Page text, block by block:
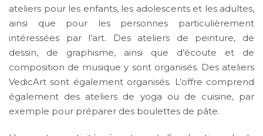
ateliers pour les enfants, les adolescents et les adultes,
ainsi que pour les personnes particulièrement
intéressées par l’art. Des ateliers de peinture, de
dessin, de graphisme, ainsi que d’écoute et de
composition de musique y sont organisés. Des ateliers
VedicArt sont également organisés. L’offre comprend
également des ateliers de yoga ou de cuisine, par
exemple pour préparer des boulettes de pâte.